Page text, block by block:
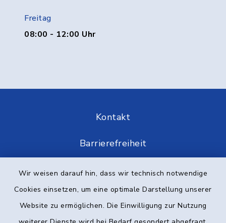
Wir weisen darauf hin, dass wir technisch notwendige
Cookies einsetzen, um eine optimale Darstellung unserer
Website zu ermöglichen. Die Einwilligung zur Nutzung
Freitag
08:00 - 12:00 Uhr
Kontakt
Barrierefreiheit
Datenschutz
Impressum